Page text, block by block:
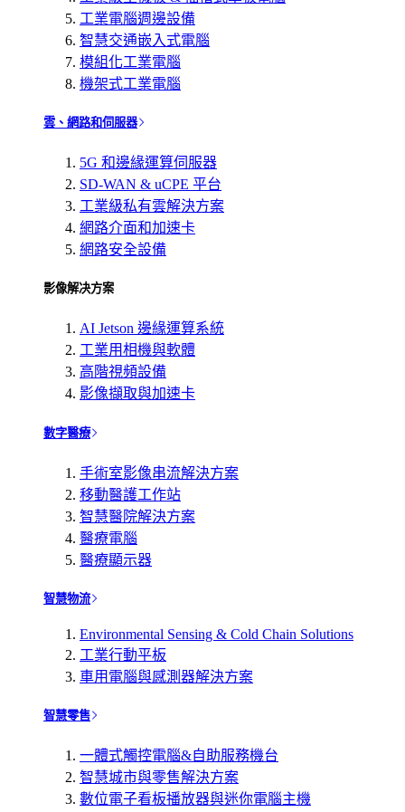
工業電腦週邊設備
智慧交通嵌入式電腦
模組化工業電腦
機架式工業電腦
雲、網路和伺服器
5G 和邊緣運算伺服器
SD-WAN & uCPE 平台
工業級私有雲解決方案
網路介面和加速卡
網路安全設備
影像解决方案
AI Jetson 邊緣運算系統
工業用相機與軟體
高階視頻設備
影像擷取與加速卡
數字醫療
手術室影像串流解決方案
移動醫護工作站
智慧醫院解決方案
醫療電腦
醫療顯示器
智慧物流
Environmental Sensing & Cold Chain Solutions
工業行動平板
車用電腦與感測器解決方案
智慧零售
一體式觸控電腦&自助服務機台
智慧城市與零售解決方案
數位電子看板播放器與迷你電腦主機